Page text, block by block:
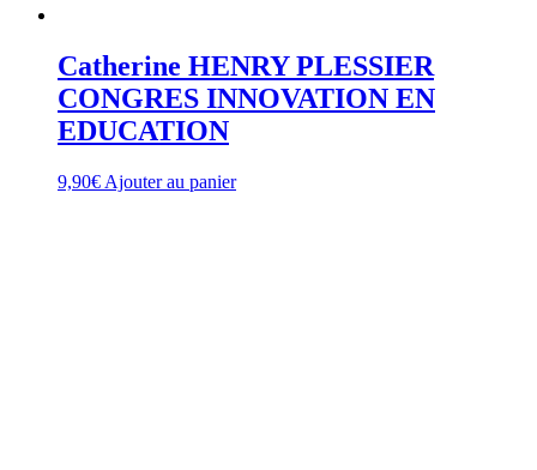
Catherine HENRY PLESSIER
CONGRES INNOVATION EN
EDUCATION
9,90€ Ajouter au panier